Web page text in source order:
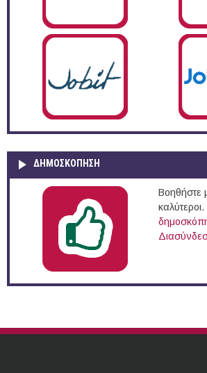
ΔΗΜΟΣΚΌΠΗΣΗ
Βοηθήστε
καλύτεροι.